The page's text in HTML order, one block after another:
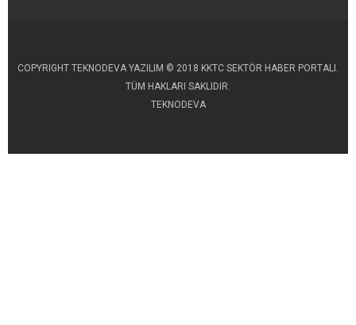
COPYRIGHT TEKNODEVA YAZILIM © 2018 KKTC SEKTÖR HABER PORTALI.
TÜM HAKLARI SAKLIDIR.
TEKNODEVA